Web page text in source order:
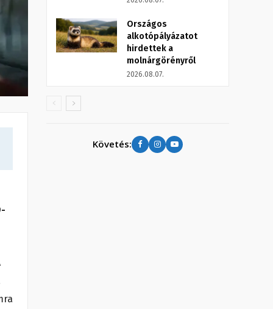
Országos
alkotópályázatot
hirdettek a
molnárgörényről
2026.08.07.
Követés: